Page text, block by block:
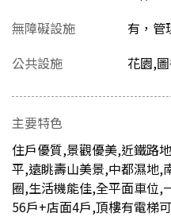
無障礙設施
有，管
公共設施
花園,
主要特色
住戶優質,景觀優美,近鐵路
平,遠眺壽山美景,中都濕地,
圈,生活機能佳,全平面車位,
56戶+店面4戶,頂樓有電梯